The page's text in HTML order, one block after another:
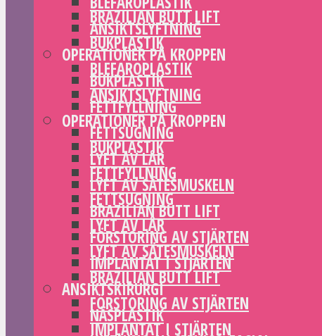
ANSIKTSLYFTNING
OPERATIONER PÅ KROPPEN
BUKPLASTIK
FETTFYLLNING
FETTSUGNING
LYFT AV LÅR
LYFT AV SÄTESMUSKELN
BRAZILIAN BUTT LIFT
FÖRSTORING AV STJÄRTEN
IMPLANTAT I STJÄRTEN
ANSIKTSKIRURGI
NÄSPLASTIK
BRAZILIAN BUTT LIFT
BUKPLASTIK
BLEFAROPLASTIK
ANSIKTSLYFTNING
OPERATIONER PÅ KROPPEN
BUKPLASTIK
FETTFYLLNING
FETTSUGNING
LYFT AV LÅR
LYFT AV SÄTESMUSKELN
BRAZILIAN BUTT LIFT
FÖRSTORING AV STJÄRTEN
IMPLANTAT I STJÄRTEN